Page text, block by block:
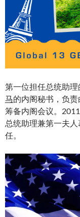
第一位担任总统助
马的内阁秘书，负责
筹备内阁会议。
总统助理兼第一夫
任。